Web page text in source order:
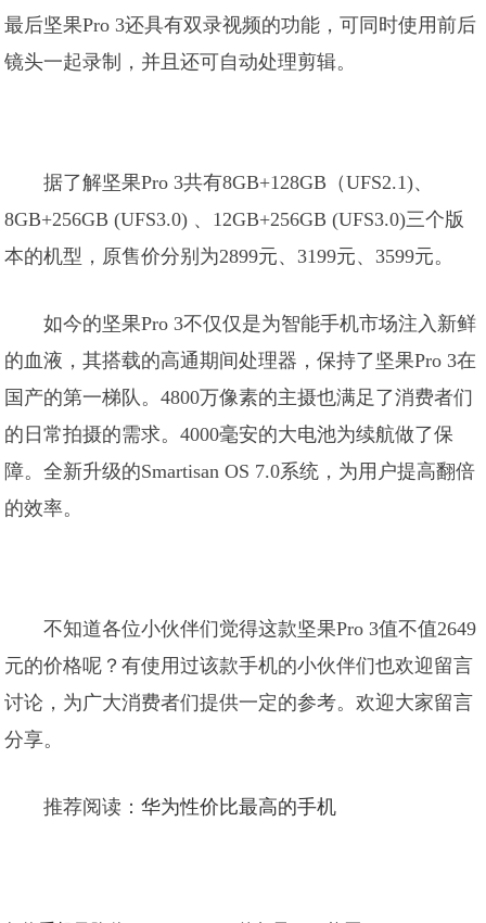
最后坚果Pro 3还具有双录视频的功能，可同时使用前后
镜头一起录制，并且还可自动处理剪辑。
据了解坚果Pro 3共有8GB+128GB（UFS2.1)、
8GB+256GB (UFS3.0) 、12GB+256GB (UFS3.0)三个版
本的机型，原售价分别为2899元、3199元、3599元。
如今的坚果Pro 3不仅仅是为智能手机市场注入新鲜
的血液，其搭载的高通期间处理器，保持了坚果Pro 3在
国产的第一梯队。4800万像素的主摄也满足了消费者们
的日常拍摄的需求。4000毫安的大电池为续航做了保
障。全新升级的Smartisan OS 7.0系统，为用户提高翻倍
的效率。
不知道各位小伙伴们觉得这款坚果Pro 3值不值2649
元的价格呢？有使用过该款手机的小伙伴们也欢迎留言
讨论，为广大消费者们提供一定的参考。欢迎大家留言
分享。
推荐阅读：华为性价比最高的手机